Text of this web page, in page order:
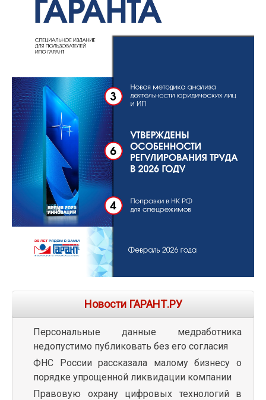
Новости ГАРАНТ.РУ
Персональные данные медработника
недопустимо публиковать без его согласия
ФНС России рассказала малому бизнесу о
порядке упрощенной ликвидации компании
Правовую охрану цифровых технологий в